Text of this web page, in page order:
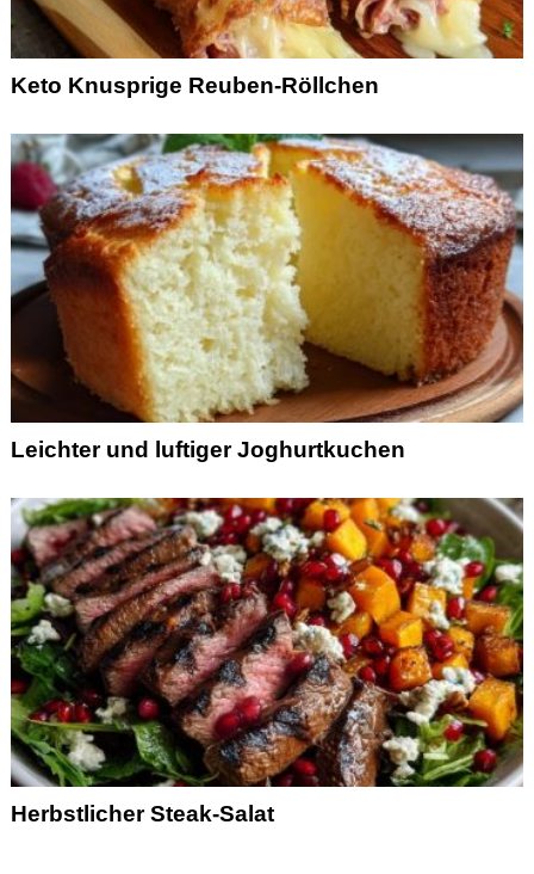
Keto Knusprige Reuben-Röllchen
Leichter und luftiger Joghurtkuchen
Herbstlicher Steak-Salat